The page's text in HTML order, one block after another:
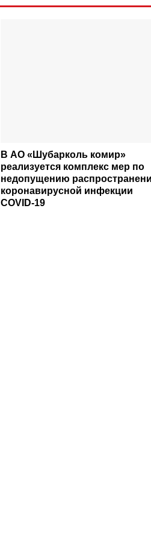
В АО «Шубарколь комир»
реализуется комплекс мер по
недопущению
коронавирусной инфекции
COVID-19